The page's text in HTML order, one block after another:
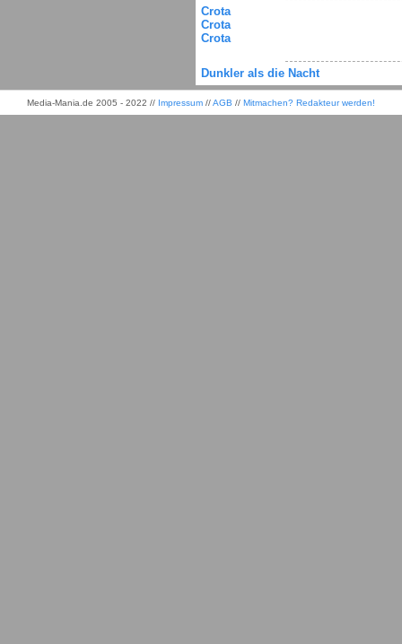
Crota
Crota
Crota
Dunkler als die Nacht
Media-Mania.de 2005 - 2022 // Impressum //AGB // Mitmachen? Redakteur werden!